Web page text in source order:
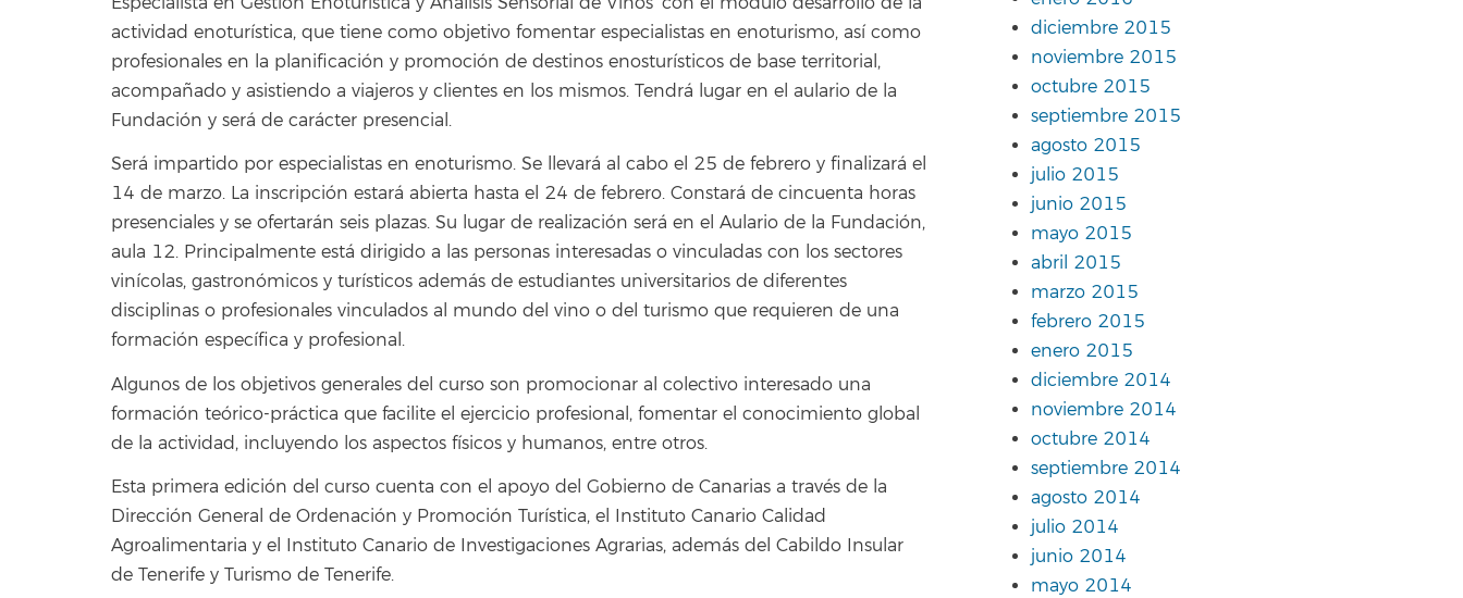
actividad enoturística, que tiene como objetivo fomentar especialistas en enoturismo, así como
profesionales en la planificación y promoción de destinos enosturísticos de base territorial,
acompañado y asistiendo a viajeros y clientes en los mismos. Tendrá lugar en el aulario de la
Fundación y será de carácter presencial.
Será impartido por especialistas en enoturismo. Se llevará al cabo el 25 de febrero y finalizará el
14 de marzo. La inscripción estará abierta hasta el 24 de febrero. Constará de cincuenta horas
presenciales y se ofertarán seis plazas. Su lugar de realización será en el Aulario de la Fundación,
aula 12. Principalmente está dirigido a las personas interesadas o vinculadas con los sectores
vinícolas, gastronómicos y turísticos además de estudiantes universitarios de diferentes
disciplinas o profesionales vinculados al mundo del vino o del turismo que requieren de una
formación específica y profesional.
Algunos de los objetivos generales del curso son promocionar al colectivo interesado una
formación teórico-práctica que facilite el ejercicio profesional, fomentar el conocimiento global
de la actividad, incluyendo los aspectos físicos y humanos, entre otros.
Esta primera edición del curso cuenta con el apoyo del Gobierno de Canarias a través de la
Dirección General de Ordenación y Promoción Turística, el Instituto Canario Calidad
Agroalimentaria y el Instituto Canario de Investigaciones Agrarias, además del Cabildo Insular
de Tenerife y Turismo de Tenerife.
diciembre 2015
noviembre 2015
octubre 2015
septiembre 2015
agosto 2015
julio 2015
junio 2015
mayo 2015
abril 2015
marzo 2015
febrero 2015
enero 2015
diciembre 2014
noviembre 2014
octubre 2014
septiembre 2014
agosto 2014
julio 2014
junio 2014
mayo 2014